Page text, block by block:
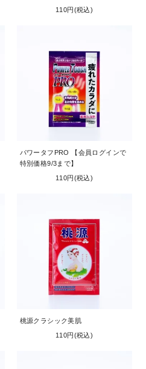
110円(税込)
パワータフPRO 【会員ログインで
特別価格9/3まで】
110円(税込)
桃源クラシック美肌
110円(税込)